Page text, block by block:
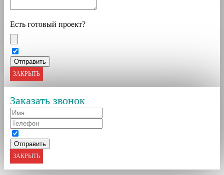
Есть готовый проект?
ЗАКРЫТЬ
Заказать звонок
ЗАКРЫТЬ